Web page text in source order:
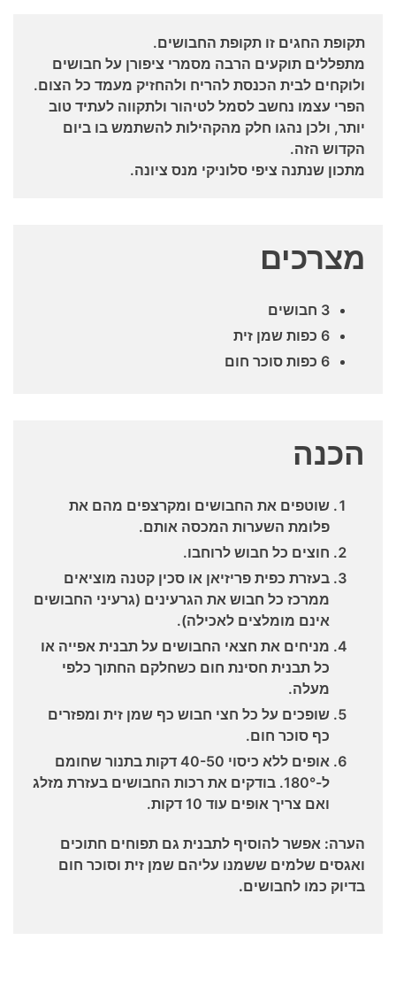
תקופת החגים זו תקופת החבושים.
מתפללים תוקעים הרבה מסמרי ציפורן על חבושים
ולוקחים לבית הכנסת להריח ולהחזיק מעמד כל הצום.
הפרי עצמו נחשב לסמל לטיהור ולתקווה לעתיד טוב
יותר, ולכן נהגו חלק מהקהילות להשתמש בו ביום
הקדוש הזה.
מתכון שנתנה ציפי סלוניקי מנס ציונה.
מצרכים
3 חבושים
6 כפות שמן זית
6 כפות סוכר חום
הכנה
שוטפים את החבושים ומקרצפים מהם את
פלומת השערות המכסה אותם.
חוצים כל חבוש לרוחבו.
בעזרת כפית פריזיאן או סכין קטנה מוציאים
ממרכז כל חבוש את הגרעינים (גרעיני החבושים
אינם מומלצים לאכילה).
מניחים את חצאי החבושים על תבנית אפייה או
כל תבנית חסינת חום כשחלקם החתוך כלפי
מעלה.
שופכים על כל חצי חבוש כף שמן זית ומפזרים
כף סוכר חום.
אופים ללא כיסוי 40-50 דקות בתנור שחומם
ל-180°. בודקים את רכות החבושים בעזרת מזלג
ואם צריך אופים עוד 10 דקות.
הערה: אפשר להוסיף לתבנית גם תפוחים חתוכים
ואגסים שלמים ששמנו עליהם שמן זית וסוכר חום
בדיוק כמו לחבושים.